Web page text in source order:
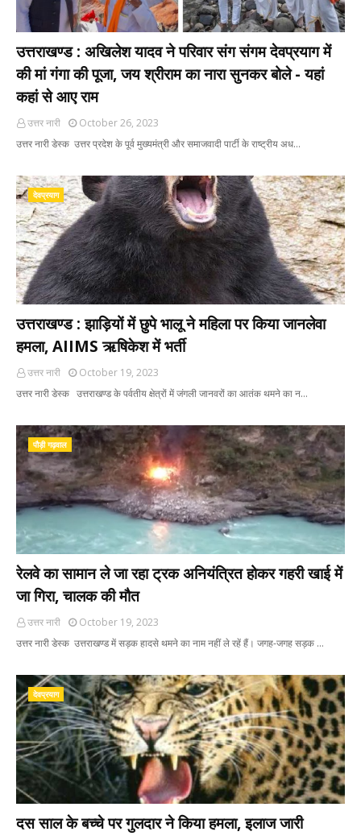
उत्तराखण्ड : अखिलेश यादव ने परिवार संग संगम देवप्रयाग में
की मां गंगा की पूजा, जय श्रीराम का नारा सुनकर बोले - यहां
कहां से आए राम
उत्तर नारी
October 26, 2023
उत्तर नारी डेस्क उत्तर प्रदेश के पूर्व मुख्यमंत्री और समाजवादी पार्टी के राष्ट्रीय अध…
देवप्रयाग
उत्तराखण्ड : झाड़ियों में छुपे भालू ने महिला पर किया जानलेवा
हमला, AIIMS ऋषिकेश में भर्ती
उत्तर नारी
October 19, 2023
उत्तर नारी डेस्क उत्तराखण्ड के पर्वतीय क्षेत्रों में जंगली जानवरों का आतंक थमने का न…
पौड़ी गढ़वाल
रेलवे का सामान ले जा रहा ट्रक अनियंत्रित होकर गहरी खाई में
जा गिरा, चालक की मौत
उत्तर नारी
October 19, 2023
उत्तर नारी डेस्क उत्तराखण्ड में सड़क हादसे थमने का नाम नहीं ले रहें हैं। जगह-जगह सड़क …
देवप्रयाग
दस साल के बच्चे पर गुलदार ने किया हमला, इलाज जारी